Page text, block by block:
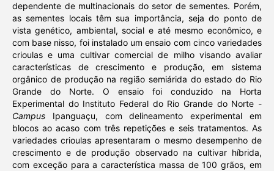
dependente de multinacionais do setor de sementes. Porém,
as sementes locais têm sua importância, seja do ponto de
vista genético, ambiental, social e até mesmo econômico, e
com base nisso, foi instalado um ensaio com cinco variedades
crioulas e uma cultivar comercial de milho visando avaliar
características de crescimento e produção, em sistema
orgânico de produção na região semiárida do estado do Rio
Grande do Norte. O ensaio foi conduzido na Horta
Experimental do Instituto Federal do Rio Grande do Norte -
CampusIpanguaçu, com delineamento experimental em
blocos ao acaso com três repetições e seis tratamentos. As
variedades crioulas apresentaram o mesmo desempenho de
crescimento e de produção observado na cultivar híbrida,
com exceção para a característica massa de 100 grãos, em